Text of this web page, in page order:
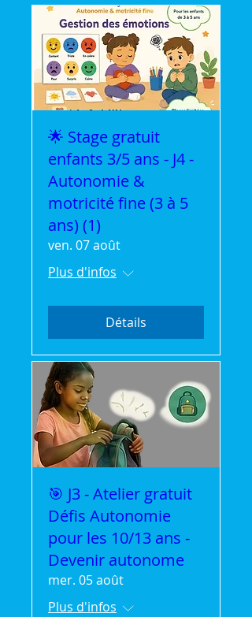
🌟 Stage gratuit
enfants 3/5 ans - J4 -
Autonomie &
motricité fine (3 à 5
ans) (1)
ven. 07 août
Plus d'infos
Détails
🎯 J3 - Atelier gratuit
Défis Autonomie
pour les 10/13 ans -
Devenir autonome
mer. 05 août
Plus d'infos